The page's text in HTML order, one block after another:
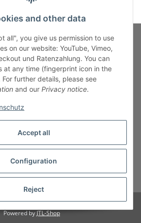
Kontakt
shipping fees
B.M.S-Burger GmbH
Powered byJTL-Shop
and other data
all", you give us permission to use
on our website: YouTube, Vimeo,
und Ratenzahlung. You can
at any time (fingerprint icon in the
further details, please see
and our Privacy notice.
Accept all
Configuration
Reject